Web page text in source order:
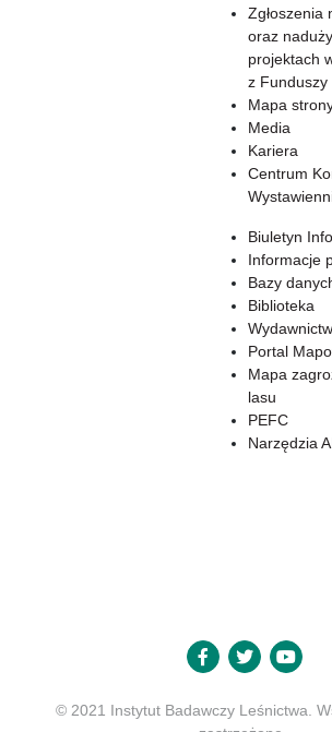
Zgłoszenia
oraz
projektach
z Funduszy
Mapa
Media
Kariera
Centrum
Biuletyn
Informacje
Bazy
Biblioteka
Portal
Mapa
lasu
PEFC
Narzędzia
© 2021 Instytut Badawczy Leśnictwa.